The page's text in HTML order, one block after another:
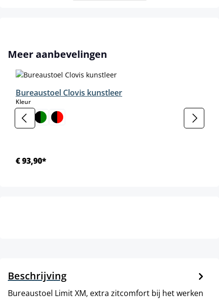
Productgalerij overslaan
Meer aanbevelingen
Bureaustoel Clovis kunstleer
Kleurselect
€ 93,90*
Beschrijving
Bureaustoel Limit XM, extra zitcomfort bij het werken